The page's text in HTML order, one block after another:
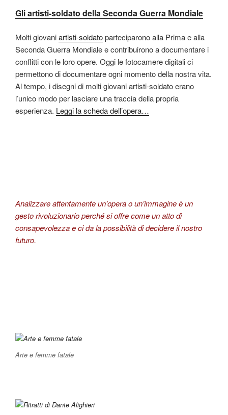
Gli artisti-soldato della Seconda Guerra Mondiale
Molti giovaniartisti-soldatoparteciparono alla Prima e alla
Seconda Guerra Mondiale e contribuirono a documentare i
conflitti con le loro opere. Oggi le fotocamere digitali ci
permettono di documentare ogni momento della nostra vita.
Al tempo, i disegni di molti giovani artisti-soldato erano
l’unico modo per lasciare una traccia della propria
esperienza. Leggi la scheda dell’opera…
Analizzare attentamente un’opera o un’immagine è un
gesto rivoluzionario perché si offre come un atto di
consapevolezza e ci da la possibilità di decidere il nostro
futuro.
Arte e femme fatale